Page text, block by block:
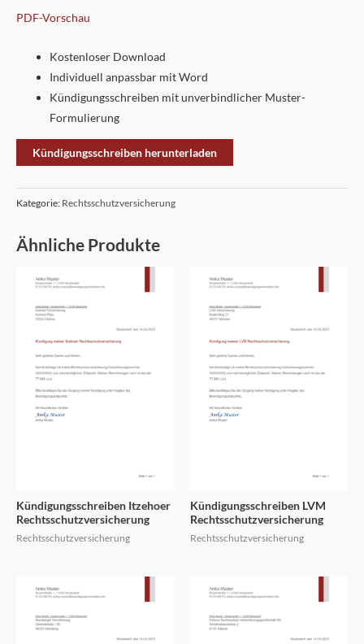
PDF-Vorschau
Kostenloser Download
Individuell anpassbar mit Word
Kündigungsschreiben mit unverbindlicher Muster-
Formulierung
Kündigungsschreiben herunterladen
Kategorie: Rechtsschutzversicherung
Ähnliche Produkte
Kündigungsschreiben Itzehoer
Rechtsschutzversicherung
Rechtsschutzversicherung
Kündigungsschreiben LVM
Rechtsschutzversicherung
Rechtsschutzversicherung